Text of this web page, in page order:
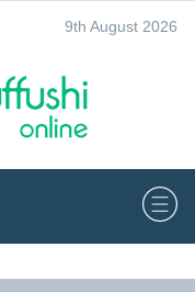
9th August 2026